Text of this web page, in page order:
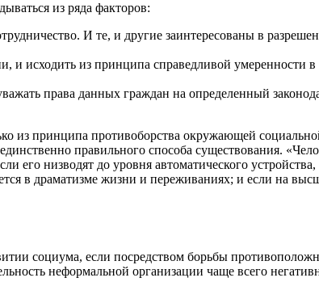
из ряда факторов:
И те, и другие заинтересованы в
и исходить из принципа справедливой умеренности
права данных граждан на определенный
из принципа противоборства окружающей
правильного способа существования.
его низводят до уровня автоматического
в драматизме жизни и переживаниях; и если на
социума, если посредством борьбы
неформальной организации чаще всего